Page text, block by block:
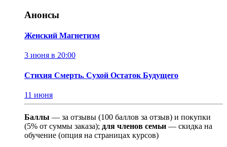
Анонсы
Женский Магнетизм
3 июня в 20:00
Стихия Смерть. Сухой Остаток Будущего
11 июня
Баллы — за отзывы (100 баллов за отзыв) и покупки
(5% от суммы заказа); для членов семьи — скидка на
обучение (опция на страницах курсов)